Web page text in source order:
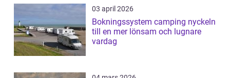
03 april 2026
Bokningssystem camping nyckeln
till en mer lönsam och lugnare
vardag